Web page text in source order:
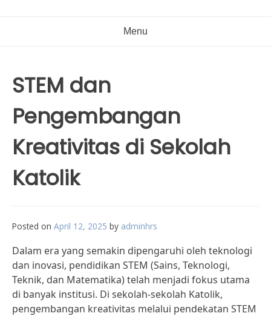
Menu
STEM dan
Pengembangan
Kreativitas di Sekolah
Katolik
Posted on April 12, 2025 by adminhrs
Dalam era yang semakin dipengaruhi oleh teknologi
dan inovasi, pendidikan STEM (Sains, Teknologi,
Teknik, dan Matematika) telah menjadi fokus utama
di banyak institusi. Di sekolah-sekolah Katolik,
pengembangan kreativitas melalui pendekatan STEM